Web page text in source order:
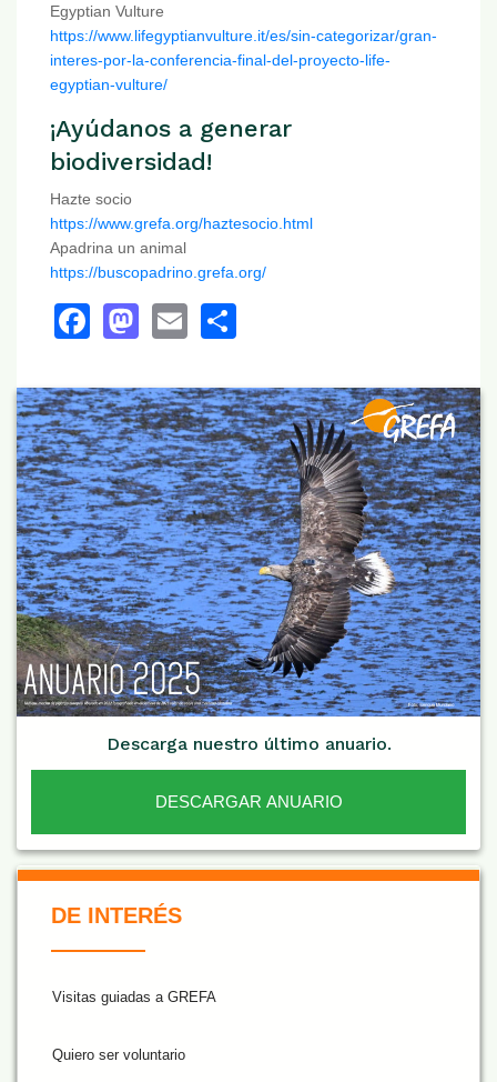
Egyptian Vulture
https://www.lifegyptianvulture.it/es/sin-categorizar/gran-
interes-por-la-conferencia-final-del-proyecto-life-
egyptian-vulture/
¡Ayúdanos a generar
biodiversidad!
Hazte socio
https://www.grefa.org/haztesocio.html
Apadrina un animal
https://buscopadrino.grefa.org/
Facebook
Mastodon
Email
Descarga nuestro último anuario.
DESCARGAR ANUARIO
De Interés NARANJA
DE INTERÉS
Visitas guiadas a GREFA
Quiero ser voluntario